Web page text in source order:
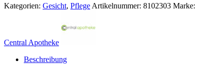
Kategorien: Gesicht, Pflege Artikelnummer: 8102303 Marke:
Central Apotheke
Beschreibung